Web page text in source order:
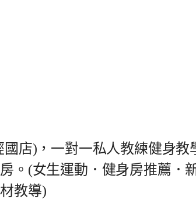
國店)，一對一私人教練健身
。(女生運動．健身房推薦．
教導)